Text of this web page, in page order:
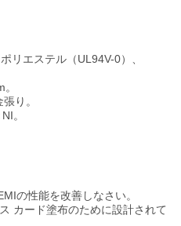
リエステル（UL94V-0）、
り。
。
の性能を改善しなさい。
カード塗布のために設計されて